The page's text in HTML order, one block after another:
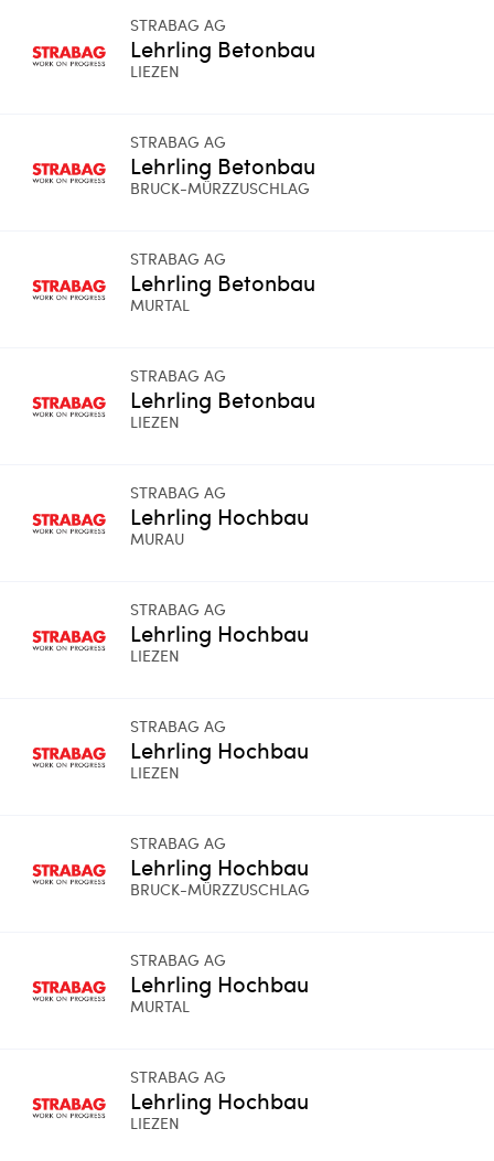
STRABAG AG
Lehrling Betonbau
LIEZEN
STRABAG AG
Lehrling Betonbau
BRUCK-MÜRZZUSCHLAG
STRABAG AG
Lehrling Betonbau
MURTAL
STRABAG AG
Lehrling Betonbau
LIEZEN
STRABAG AG
Lehrling Hochbau
MURAU
STRABAG AG
Lehrling Hochbau
LIEZEN
STRABAG AG
Lehrling Hochbau
LIEZEN
STRABAG AG
Lehrling Hochbau
BRUCK-MÜRZZUSCHLAG
STRABAG AG
Lehrling Hochbau
MURTAL
STRABAG AG
Lehrling Hochbau
LIEZEN